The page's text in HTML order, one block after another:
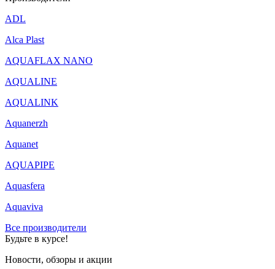
ADL
Alca Plast
AQUAFLAX NANO
AQUALINE
AQUALINK
Aquanerzh
Aquanet
AQUAPIPE
Aquasfera
Aquaviva
Все производители
Будьте в курсе!
Новости, обзоры и акции